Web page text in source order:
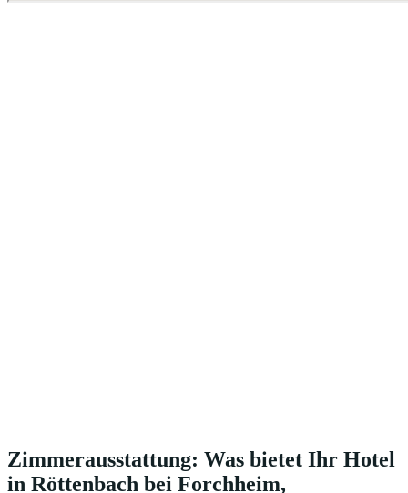
Zimmerausstattung: Was bietet Ihr Hotel
in Röttenbach bei Forchheim,